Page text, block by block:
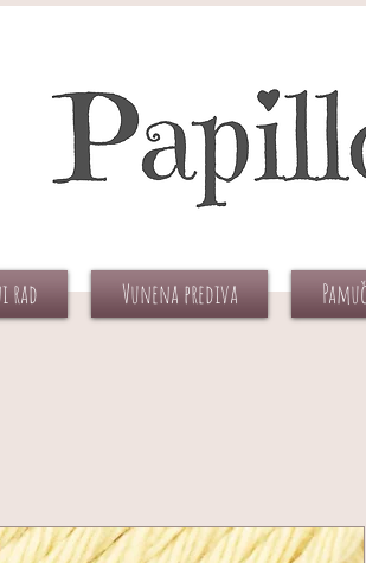
rad Vunena prediva